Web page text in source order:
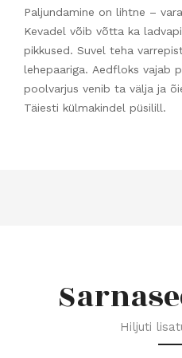
Paljundamine on lihtne –
Kevadel võib võtta ka
pikkused. Suvel teha
lehepaariga. Aedfloks vajab
poolvarjus venib ta välja ja
Täiesti külmakindel püsilill.
Hiljuti